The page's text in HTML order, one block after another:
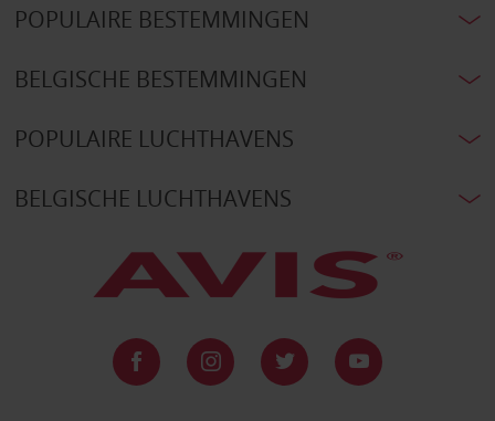
POPULAIRE BESTEMMINGEN
BELGISCHE BESTEMMINGEN
POPULAIRE LUCHTHAVENS
BELGISCHE LUCHTHAVENS